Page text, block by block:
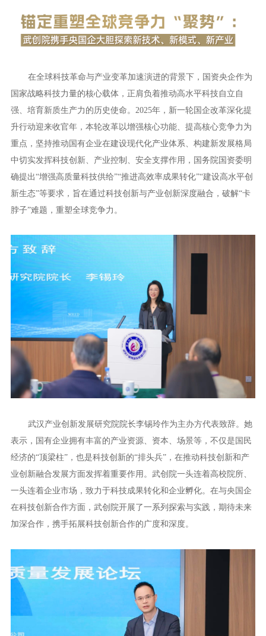
在全球科技革命与产业变革加速演进的背景下，国资央企作为
国家战略科技力量的核心载体，正肩负着推动高水平科技自立自
强、培育新质生产力的历史使命。2025年，新一轮国企改革深化提
升行动迎来收官年，本轮改革以增强核心功能、提高核心竞争力为
重点，坚持推动国有企业在建设现代化产业体系、构建新发展格局
中切实发挥科技创新、产业控制、安全支撑作用，国务院国资委明
确提出“增强高质量科技供给”“推进高效率成果转化”“建设高水平创
新生态”等要求，旨在通过科技创新与产业创新深度融合，破解“卡
脖子”难题，重塑全球竞争力。
武汉产业创新发展研究院院长李锡玲作为主办方代表致辞。她
表示，国有企业拥有丰富的产业资源、资本、场景等，不仅是国民
经济的“顶梁柱”，也是科技创新的“排头兵”，在推动科技创新和产
业创新融合发展方面发挥着重要作用。武创院一头连着高校院所、
一头连着企业市场，致力于科技成果转化和企业孵化。在与央国企
在科技创新合作方面，武创院开展了一系列探索与实践，期待未来
加深合作，携手拓展科技创新合作的广度和深度。